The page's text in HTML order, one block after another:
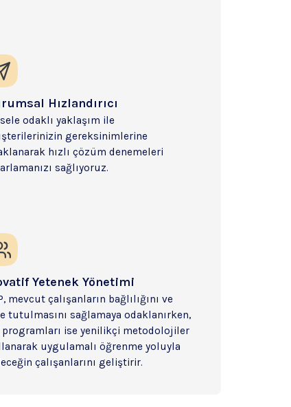
Hızlandırıcı
odaklı yaklaşım ile
gereksinimlerine
hızlı çözüm denemeleri
sağlıyoruz.
Yetenek Yönetimi
mevcut çalışanların bağlılığını ve
tutulmasını sağlamaya odaklanırken,
programları ise yenilikçi metodolojiler
uygulamalı öğrenme yoluyla
çalışanlarını geliştirir.